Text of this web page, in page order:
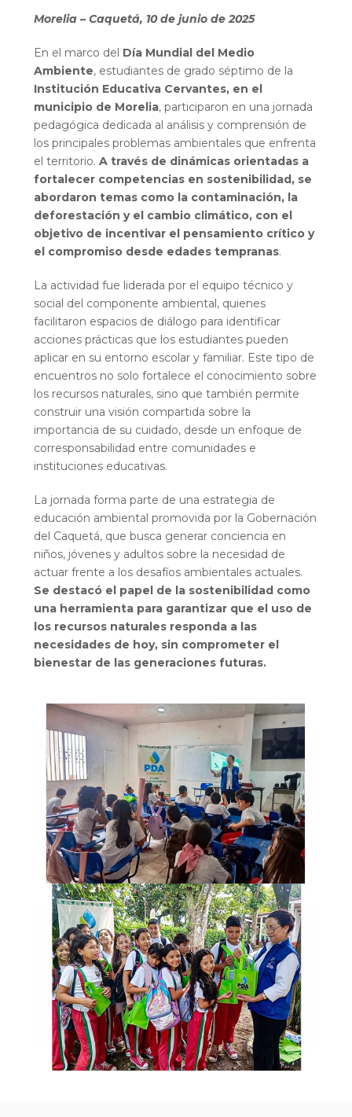
Morelia – Caquetá, 10 de junio de 2025
En el marco del Día Mundial del Medio
Ambiente, estudiantes de grado séptimo de la
Institución Educativa Cervantes, en el
municipio de Morelia, participaron en una jornada
pedagógica dedicada al análisis y comprensión de
los principales problemas ambientales que enfrenta
el territorio. A través de dinámicas orientadas a
fortalecer competencias en sostenibilidad, se
abordaron temas como la contaminación, la
deforestación y el cambio climático, con el
objetivo de incentivar el pensamiento crítico y
el compromiso desde edades tempranas.
La actividad fue liderada por el equipo técnico y
social del componente ambiental, quienes
facilitaron espacios de diálogo para identificar
acciones prácticas que los estudiantes pueden
aplicar en su entorno escolar y familiar. Este tipo de
encuentros no solo fortalece el conocimiento sobre
los recursos naturales, sino que también permite
construir una visión compartida sobre la
importancia de su cuidado, desde un enfoque de
corresponsabilidad entre comunidades e
instituciones educativas.
La jornada forma parte de una estrategia de
educación ambiental promovida por la Gobernación
del Caquetá, que busca generar conciencia en
niños, jóvenes y adultos sobre la necesidad de
actuar frente a los desafíos ambientales actuales.
Se destacó el papel de la sostenibilidad como
una herramienta para garantizar que el uso de
los recursos naturales responda a las
necesidades de hoy, sin comprometer el
bienestar de las generaciones futuras.